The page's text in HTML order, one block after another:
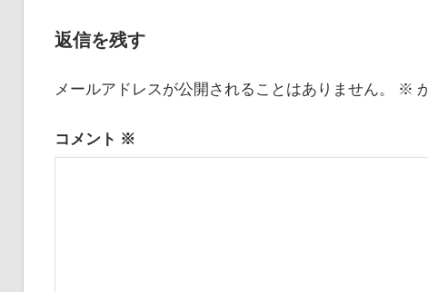
ナ
ビ
ー
記
返信を残す
メールアドレスが公開されることはありません。 ※
コメント ※